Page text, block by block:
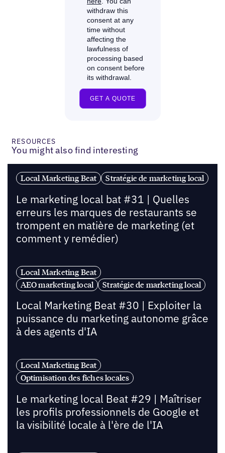
RESOURCES
You might also find interesting
Local Marketing Beat Stratégie de marketing local
Le marketing local bat #31 | Quelles
erreurs les marques de restaurants se
trompent en matière de marketing (et
comment y remédier)
Local Marketing Beat
AEO marketing local
Stratégie de marketing local
Local Marketing Beat #30 | Exploiter la
puissance du marketing autonome grâce
à des agents d'IA
Local Marketing Beat
Optimisation des fiches locales
Le marketing local Beat #29 | Maîtriser
les profils professionnels de Google et
la visibilité locale à l'ère de l'IA